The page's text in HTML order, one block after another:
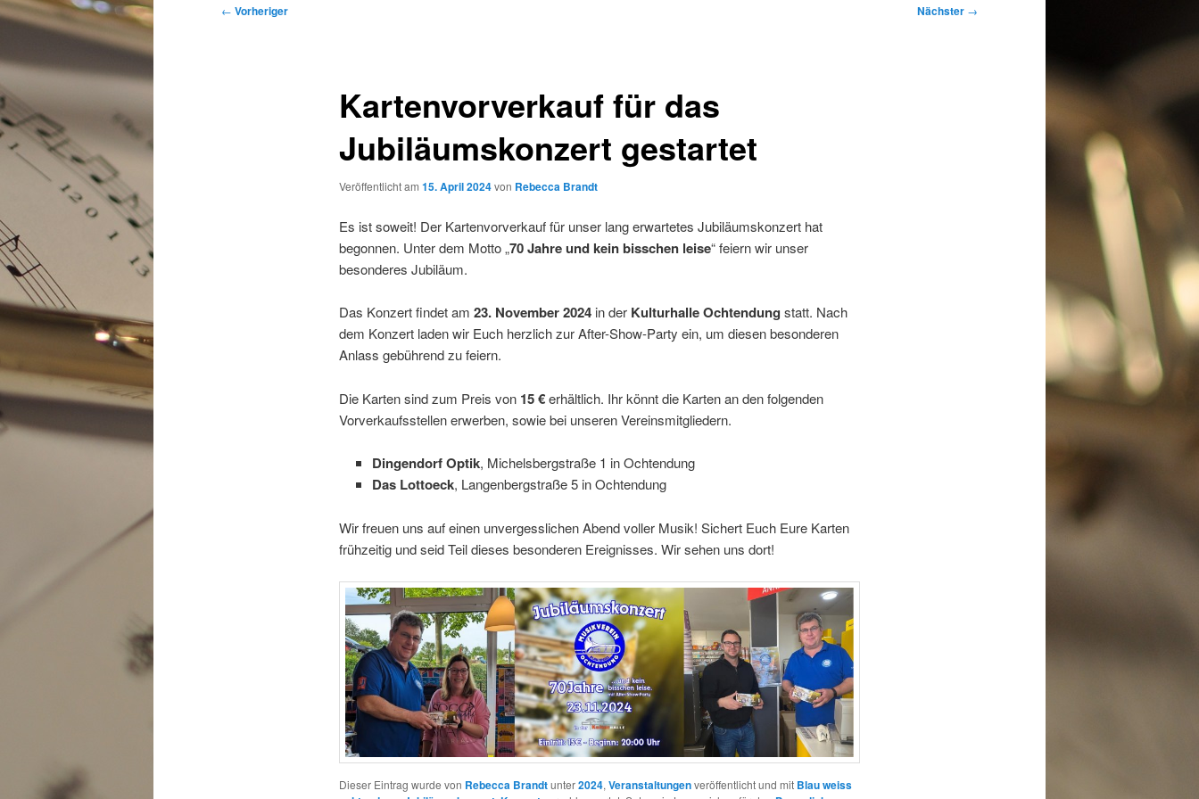
Beitragsnavigation
← Vorheriger Nächster →
Kartenvorverkauf für das
Jubiläumskonzert gestartet
Veröffentlicht am 15. April 2024von Rebecca Brandt
Es ist soweit! Der Kartenvorverkauf für unser lang erwartetes Jubiläumskonzert hat
begonnen. Unter dem Motto „70 Jahre und kein bisschen leise“ feiern wir unser
besonderes Jubiläum.
Das Konzert findet am 23. November 2024in der Kulturhalle Ochtendung statt. Nach
dem Konzert laden wir Euch herzlich zur After-Show-Party ein, um diesen besonderen
Anlass gebührend zu feiern.
Die Karten sind zum Preis von 15 €erhältlich. Ihr könnt die Karten an den folgenden
Vorverkaufsstellen erwerben, sowie bei unseren Vereinsmitgliedern.
Dingendorf Optik, Michelsbergstraße 1 in Ochtendung
Das Lottoeck, Langenbergstraße 5 in Ochtendung
Wir freuen uns auf einen unvergesslichen Abend voller Musik! Sichert Euch Eure Karten
frühzeitig und seid Teil dieses besonderen Ereignisses. Wir sehen uns dort!
Dieser Eintrag wurde von Rebecca Brandtunter2024, Veranstaltungenveröffentlicht und mit Blau weiss